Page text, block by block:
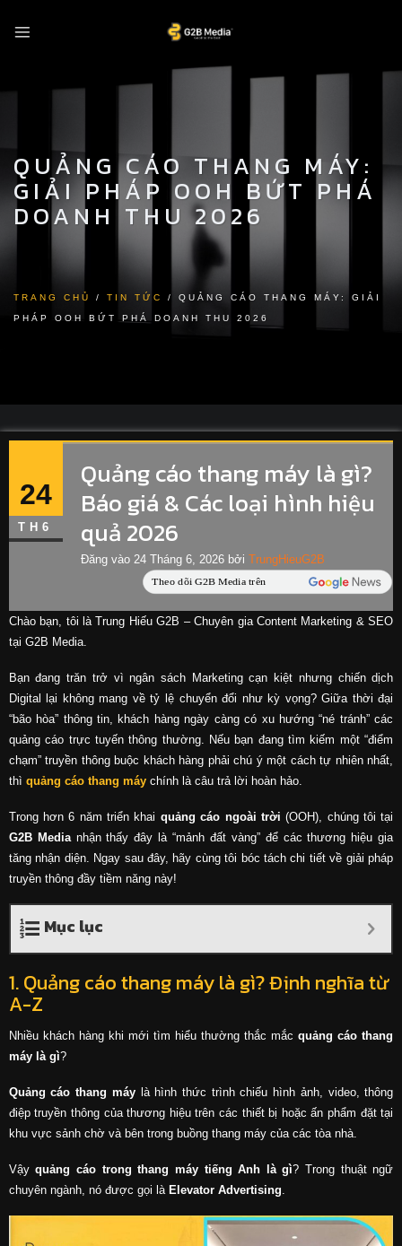
QUẢNG CÁO THANG MÁY:
GIẢI PHÁP OOH BỨT PHÁ
DOANH THU 2026
TRANG CHỦ / TIN TỨC / QUẢNG CÁO THANG MÁY: GIẢI
PHÁP OOH BỨT PHÁ DOANH THU 2026
24
TH6
Quảng cáo thang máy là gì?
Báo giá & Các loại hình hiệu
quả 2026
Đăng vào 24 Tháng 6, 2026bởi TrungHieuG2B
Chào bạn, tôi là Trung Hiếu G2B – Chuyên gia Content Marketing & SEO
tại G2B Media.
Bạn đang trăn trở vì ngân sách Marketing cạn kiệt nhưng chiến dịch
Digital lại không mang về tỷ lệ chuyển đổi như kỳ vọng? Giữa thời đại
“bão hòa” thông tin, khách hàng ngày càng có xu hướng “né tránh” các
quảng cáo trực tuyến thông thường. Nếu bạn đang tìm kiếm một “điểm
chạm” truyền thông buộc khách hàng phải chú ý một cách tự nhiên nhất,
thì quảng cáo thang máychính là câu trả lời hoàn hảo.
Trong hơn 6 năm triển khai quảng cáo ngoài trời (OOH), chúng tôi tại
G2B Medianhận thấy đây là “mảnh đất vàng” để các thương hiệu gia
tăng nhận diện. Ngay sau đây, hãy cùng tôi bóc tách chi tiết về giải pháp
truyền thông đầy tiềm năng này!
Mục lục
1. Quảng cáo thang máy là gì? Định nghĩa từ
A-Z
Nhiều khách hàng khi mới tìm hiểu thường thắc mắcquảng cáo thang
máy là gì?
Quảng cáo thang máylà hình thức trình chiếu hình ảnh, video, thông
điệp truyền thông của thương hiệu trên các thiết bị hoặc ấn phẩm đặt tại
khu vực sảnh chờ và bên trong buồng thang máy của các tòa nhà.
Vậyquảng cáo trong thang máy tiếng Anh là gì? Trong thuật ngữ
chuyên ngành, nó được gọi là Elevator Advertising.